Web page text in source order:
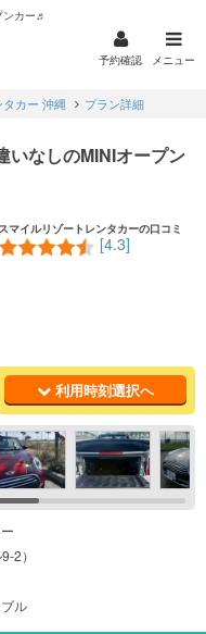
ンカー♬
予約確認 メニュー
カー 沖縄 プラン詳細
いなしのMINIオープン
マイルリゾートレンタカーの口コミ
[4.3]
利用時刻選択へ
2）
ル